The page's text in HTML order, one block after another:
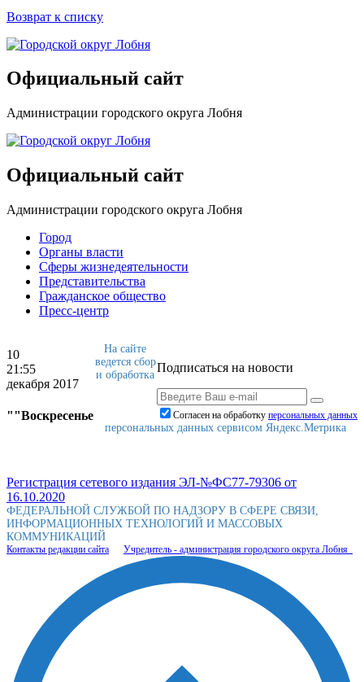
Возврат к списку
Официальный сайт
Администрации городского округа Лобня
Официальный сайт
Администрации городского округа Лобня
Город
Органы власти
Сферы жизнедеятельности
Представительства
Гражданское общество
Пресс-центр
10
21:55
декабря 2017
""Воскресенье
Подписаться на новости
Согласен на обработку персональныx данных
На сайте
ведется сбор
и обработка
персональных данных сервисом Яндекс.Метрика
Регистрация сетевого издания ЭЛ-№ФС77-79306 от
16.10.2020
ФЕДЕРАЛЬНОЙ СЛУЖБОЙ ПО НАДЗОРУ В СФЕРЕ СВЯЗИ,
ИНФОРМАЦИОННЫХ ТЕХНОЛОГИЙ И МАССОВЫХ
КОММУНИКАЦИЙ
Контакты редакции сайта Учредитель - администрация городского округа Лобня